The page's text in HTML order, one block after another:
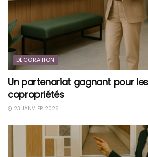
DÉCORATION
Un partenariat gagnant pour
copropriétés
23 JANVIER 2026